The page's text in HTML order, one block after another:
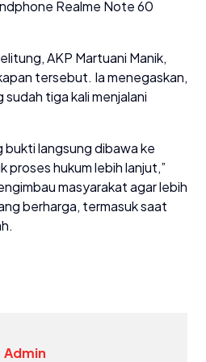
Realme Note 60
AKP Martuani Manik,
tersebut. Ia menegaskan,
sudah tiga kali menjalani
bukti langsung dibawa ke
proses hukum lebih lanjut,”
masyarakat agar lebih
berharga, termasuk saat
Admin